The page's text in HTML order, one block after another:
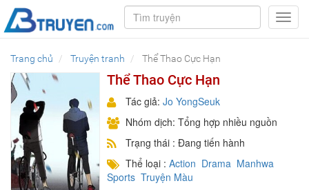
Trang chủ Truyện tranh Thể Thao Cực Hạn
Thể Thao Cực Hạn
Tác giả: Jo YongSeuk
Nhóm dịch: Tổng hợp nhiều nguồn
Trạng thái : Đang tiến hành
Thể loại : Action Drama Manhwa
Sports Truyện Màu